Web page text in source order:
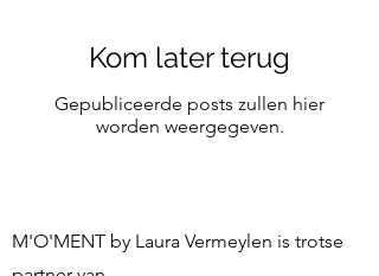
Kom later terug
Gepubliceerde posts zullen hier
worden weergegeven.
M'O'MENT by Laura Vermeylen is trotse